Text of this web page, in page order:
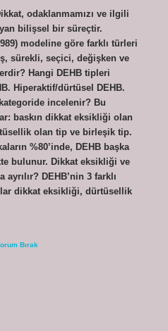
odaklanmamızı ve ilgili
bilişsel bir süreçtir.
modeline göre farklı türleri
sürekli, seçici, değişken ve
Hangi DEHB tipleri
Hiperaktif/dürtüsel DEHB.
incelenir? Bu
baskın dikkat eksikliği olan
olan tip ve birleşik tip.
%80’inde, DEHB başka
bulunur. Dikkat eksikliği ve
DEHB’nin 3 farklı
dikkat eksikliği, dürtüsellik
Bırak